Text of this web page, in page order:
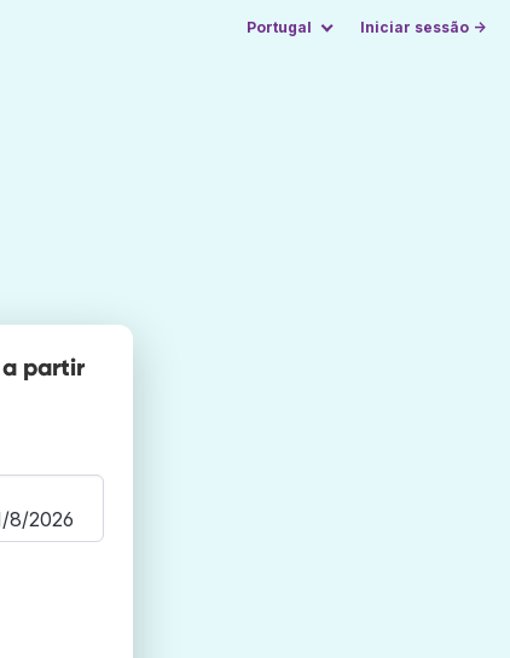
Portugal Iniciar sessão →
a partir